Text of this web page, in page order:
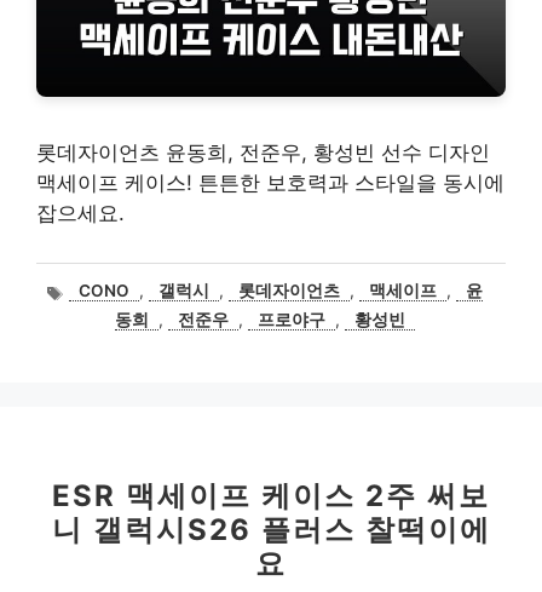
롯데자이언츠 윤동희, 전준우, 황성빈 선수 디자인
맥세이프 케이스! 튼튼한 보호력과 스타일을 동시에
잡으세요.
태CONO , 갤럭시 , 롯데자이언츠 , 맥세이프 ,
윤
동희
, 전준우 , 프로야구 , 황성빈
ESR 맥세이프 케이스 2주 써보
니 갤럭시S26 플러스 찰떡이에
요